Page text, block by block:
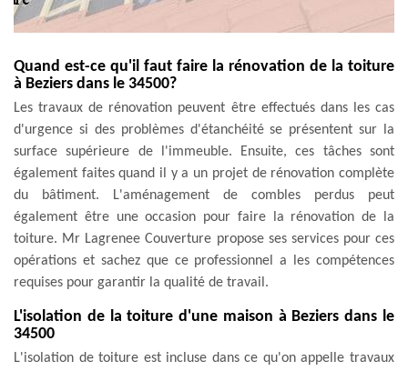
Quand est-ce qu'il faut faire la rénovation de la toiture
à Beziers dans le 34500?
Les travaux de rénovation peuvent être effectués dans les cas
d'urgence si des problèmes d'étanchéité se présentent sur la
surface supérieure de l'immeuble. Ensuite, ces tâches sont
également faites quand il y a un projet de rénovation complète
du bâtiment. L'aménagement de combles perdus peut
également être une occasion pour faire la rénovation de la
toiture. Mr Lagrenee Couverture propose ses services pour ces
opérations et sachez que ce professionnel a les compétences
requises pour garantir la qualité de travail.
L'isolation de la toiture d'une maison à Beziers dans le
34500
L'isolation de toiture est incluse dans ce qu'on appelle travaux